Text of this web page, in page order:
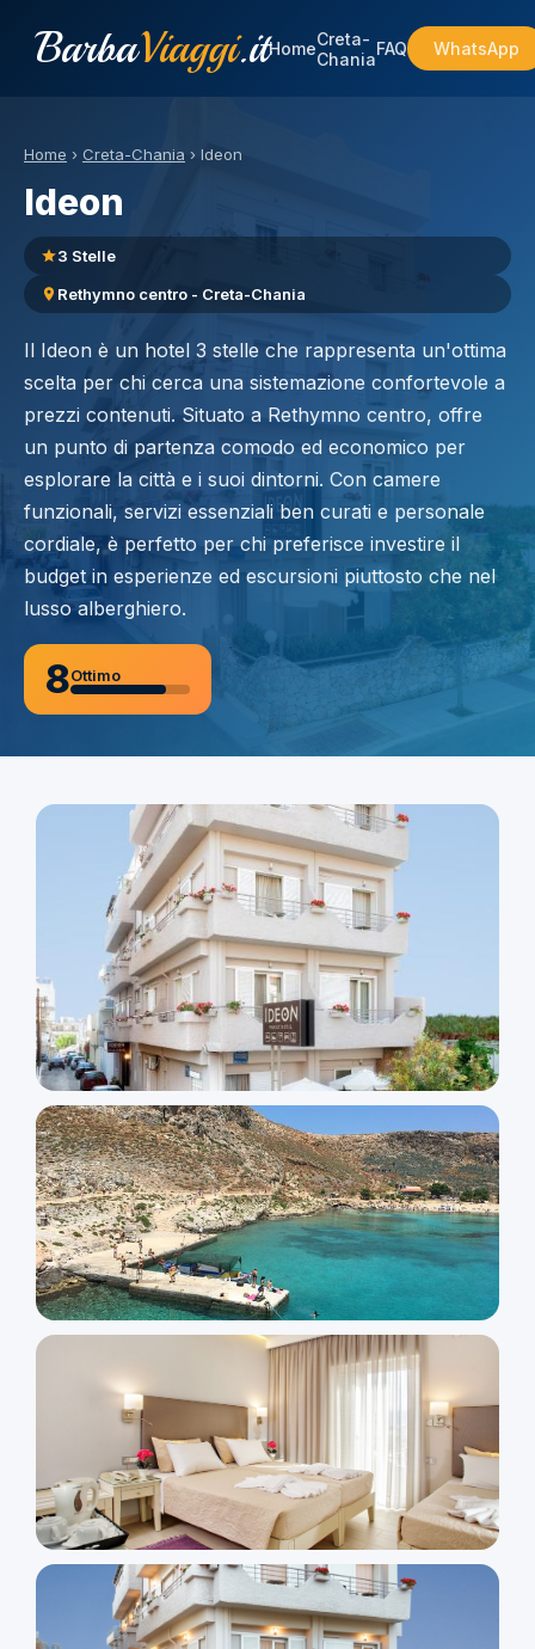
BarbaViaggi.itHomeCreta-
ChaniaFAQ WhatsApp
Home › Creta-Chania › Ideon
Ideon
3 Stelle
Rethymno centro - Creta-Chania
Il Ideon è un hotel 3 stelle che rappresenta un'ottima
scelta per chi cerca una sistemazione confortevole a
prezzi contenuti. Situato a Rethymno centro, offre
un punto di partenza comodo ed economico per
esplorare la città e i suoi dintorni. Con camere
funzionali, servizi essenziali ben curati e personale
cordiale, è perfetto per chi preferisce investire il
budget in esperienze ed escursioni piuttosto che nel
lusso alberghiero.
8Ottimo